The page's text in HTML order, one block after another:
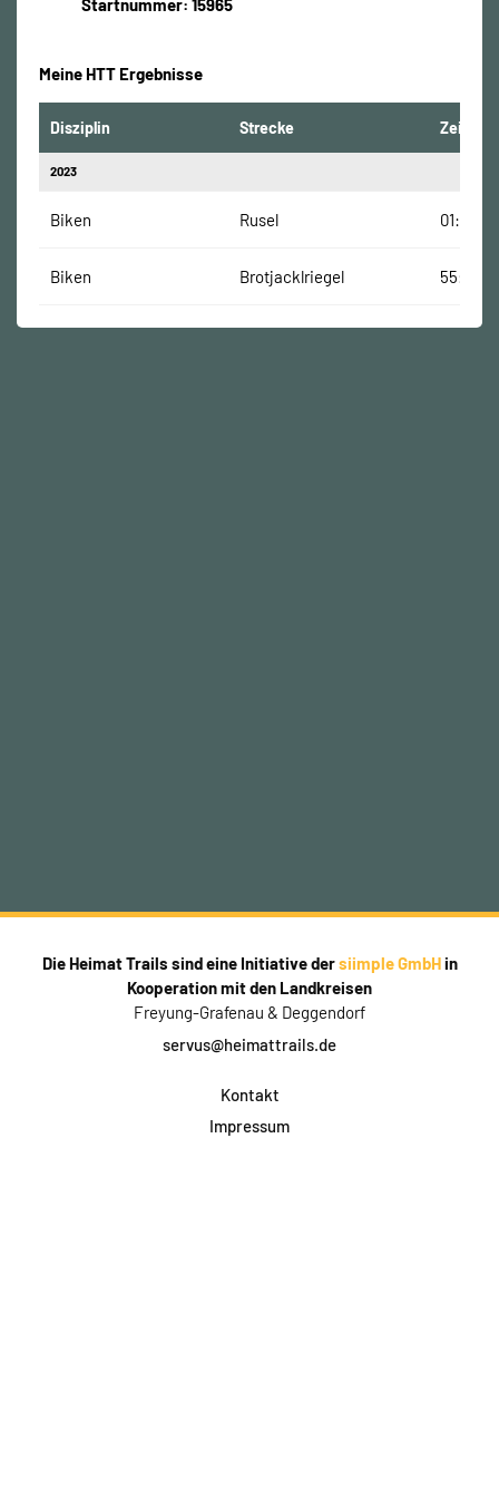
Startnummer: 15965
Meine HTT Ergebnisse
Disziplin Strecke Zeit
2023
Biken Rusel
Biken Brotjacklriegel 55:48
Die Heimat Trails sind eine Initiative dersiimple GmbHin
Kooperation mit den Landkreisen
Freyung-Grafenau & Deggendorf
servus@heimattrails.de
Kontakt
Impressum